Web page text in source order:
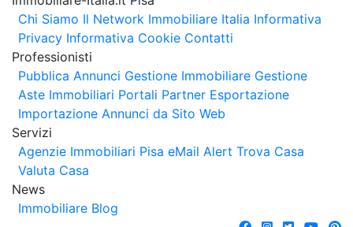
Chi Siamo Il Network Immobiliare Italia Informativa
Privacy Informativa Cookie Contatti
Professionisti
Pubblica Annunci Gestione Immobiliare Gestione
Aste Immobiliari Portali Partner Esportazione
Importazione Annunci da Sito Web
Servizi
Agenzie Immobiliari Pisa eMail Alert Trova Casa
Valuta Casa
News
Immobiliare Blog